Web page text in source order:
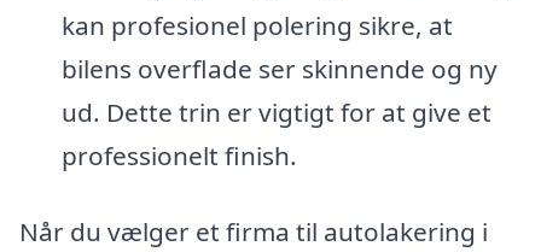
kan profesionel polering sikre, at
bilens overflade ser skinnende og ny
ud. Dette trin er vigtigt for at give et
professionelt finish.
Når du vælger et firma til autolakering i